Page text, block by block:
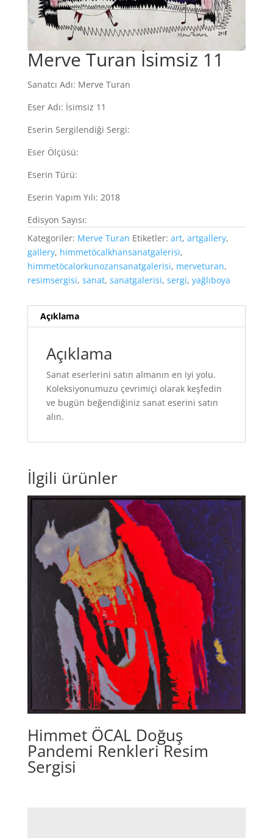
Merve Turan İsimsiz 11
Sanatcı Adı: Merve Turan
Eser Adı: İsimsiz 11
Eserin Sergilendiği Sergi:
Eser Ölçüsü:
Eserin Türü:
Eserin Yapım Yılı: 2018
Edisyon Sayısı:
Kategoriler: Merve Turan Etiketler: art, artgallery,
gallery, himmetöcalkhansanatgalerisi,
himmetöcalorkunozansanatgalerisi, merveturan,
resimsergisi, sanat, sanatgalerisi, sergi, yağlıboya
Açıklama
Açıklama
Sanat eserlerini satın almanın en iyi yolu.
Koleksiyonumuzu çevrimiçi olarak keşfedin
ve bugün beğendiğiniz sanat eserini satın
alın.
İlgili ürünler
Himmet ÖCAL Doğuş
Pandemi Renkleri Resim
Sergisi